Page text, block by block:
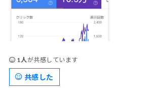
1人が共感しています
共感した